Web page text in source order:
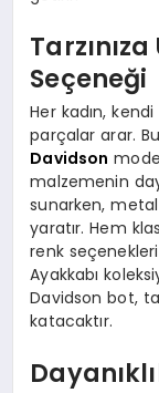
Seçeneği
Her kadın,
parçalar arar.
Davidson
malzemenin
sunarken, metal
yaratır. Hem
renk
Ayakkabı
Davidson bot,
katacaktır.